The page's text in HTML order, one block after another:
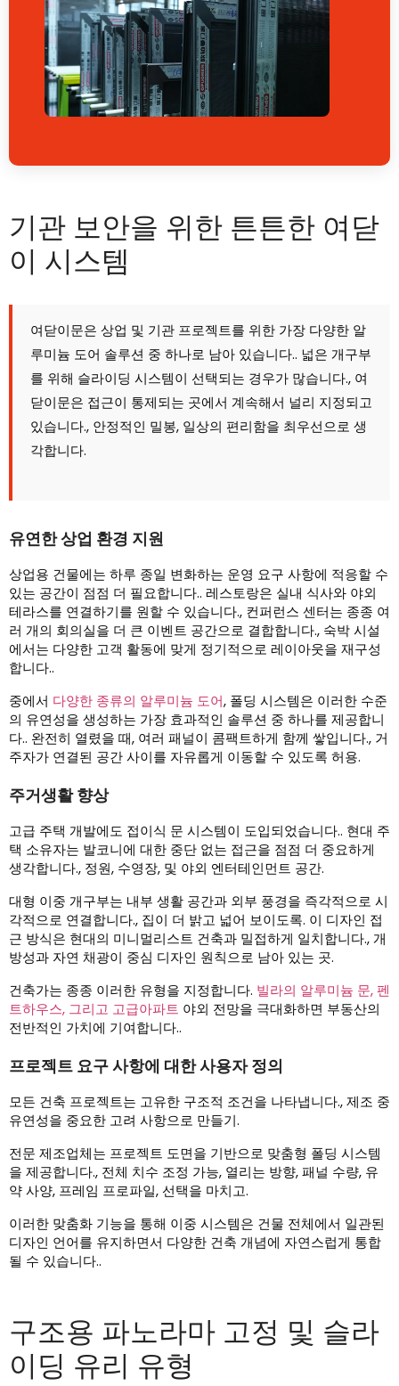
기관 보안을 위한 튼튼한 여닫
이 시스템
여닫이문은 상업 및 기관 프로젝트를 위한 가장 다양한 알
루미늄 도어 솔루션 중 하나로 남아 있습니다.. 넓은 개구부
를 위해 슬라이딩 시스템이 선택되는 경우가 많습니다., 여
닫이문은 접근이 통제되는 곳에서 계속해서 널리 지정되고
있습니다., 안정적인 밀봉, 일상의 편리함을 최우선으로 생
각합니다.
유연한 상업 환경 지원
상업용 건물에는 하루 종일 변화하는 운영 요구 사항에 적응할 수
있는 공간이 점점 더 필요합니다.. 레스토랑은 실내 식사와 야외
테라스를 연결하기를 원할 수 있습니다., 컨퍼런스 센터는 종종 여
러 개의 회의실을 더 큰 이벤트 공간으로 결합합니다., 숙박 시설
에서는 다양한 고객 활동에 맞게 정기적으로 레이아웃을 재구성
합니다..
중에서 다양한 종류의 알루미늄 도어, 폴딩 시스템은 이러한 수준
의 유연성을 생성하는 가장 효과적인 솔루션 중 하나를 제공합니
다.. 완전히 열렸을 때, 여러 패널이 콤팩트하게 함께 쌓입니다., 거
주자가 연결된 공간 사이를 자유롭게 이동할 수 있도록 허용.
주거생활 향상
고급 주택 개발에도 접이식 문 시스템이 도입되었습니다.. 현대 주
택 소유자는 발코니에 대한 중단 없는 접근을 점점 더 중요하게
생각합니다., 정원, 수영장, 및 야외 엔터테인먼트 공간.
대형 이중 개구부는 내부 생활 공간과 외부 풍경을 즉각적으로 시
각적으로 연결합니다., 집이 더 밝고 넓어 보이도록. 이 디자인 접
근 방식은 현대의 미니멀리스트 건축과 밀접하게 일치합니다., 개
방성과 자연 채광이 중심 디자인 원칙으로 남아 있는 곳.
건축가는 종종 이러한 유형을 지정합니다. 빌라의 알루미늄 문, 펜
트하우스, 그리고 고급아파트 야외 전망을 극대화하면 부동산의
전반적인 가치에 기여합니다..
프로젝트 요구 사항에 대한 사용자 정의
모든 건축 프로젝트는 고유한 구조적 조건을 나타냅니다., 제조 중
유연성을 중요한 고려 사항으로 만들기.
전문 제조업체는 프로젝트 도면을 기반으로 맞춤형 폴딩 시스템
을 제공합니다., 전체 치수 조정 가능, 열리는 방향, 패널 수량, 유
약 사양, 프레임 프로파일, 선택을 마치고.
이러한 맞춤화 기능을 통해 이중 시스템은 건물 전체에서 일관된
디자인 언어를 유지하면서 다양한 건축 개념에 자연스럽게 통합
될 수 있습니다..
구조용 파노라마 고정 및 슬라
이딩 유리 유형